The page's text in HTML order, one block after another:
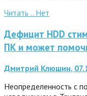
Читать .. Нет
Дефицит HDD
ПК и может
Дмитрий Клюшин,
Неопределенность с